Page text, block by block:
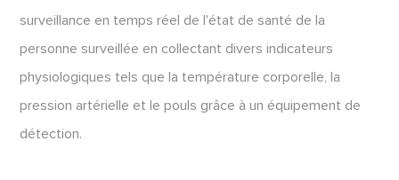
surveillance en temps réel de l'état de santé de la
personne surveillée en collectant divers indicateurs
physiologiques tels que la température corporelle, la
pression artérielle et le pouls grâce à un équipement de
détection.